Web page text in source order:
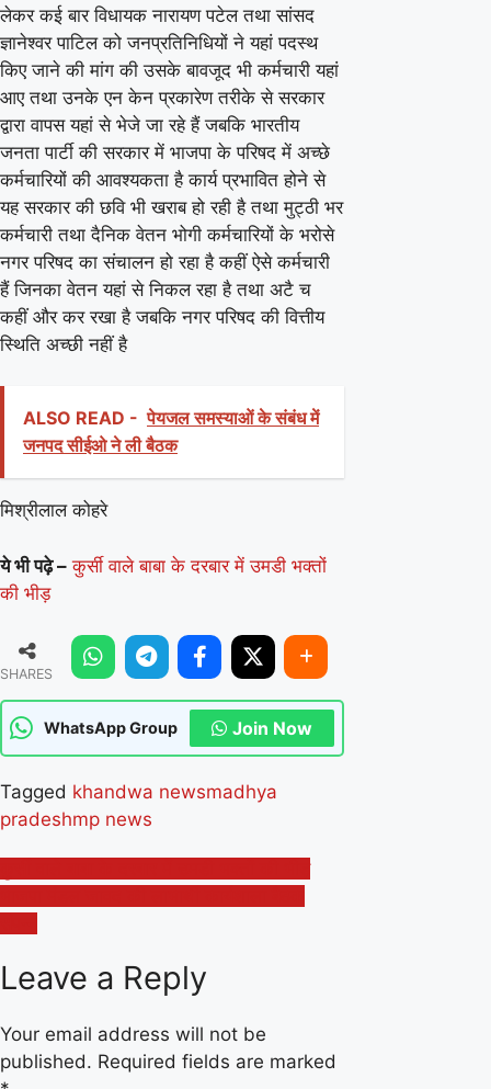
लेकर कई बार विधायक नारायण पटेल तथा सांसद
ज्ञानेश्वर पाटिल को जनप्रतिनिधियों ने यहां पदस्थ
किए जाने की मांग की उसके बावजूद भी कर्मचारी यहां
आए तथा उनके एन केन प्रकारेण तरीके से सरकार
द्वारा वापस यहां से भेजे जा रहे हैं जबकि भारतीय
जनता पार्टी की सरकार में भाजपा के परिषद में अच्छे
कर्मचारियों की आवश्यकता है कार्य प्रभावित होने से
यह सरकार की छवि भी खराब हो रही है तथा मुट्ठी भर
कर्मचारी तथा दैनिक वेतन भोगी कर्मचारियों के भरोसे
नगर परिषद का संचालन हो रहा है कहीं ऐसे कर्मचारी
हैं जिनका वेतन यहां से निकल रहा है तथा अटै च
कहीं और कर रखा है जबकि नगर परिषद की वित्तीय
स्थिति अच्छी नहीं है
ALSO READ - पेयजल समस्याओं के संबंध में
जनपद सीईओ ने ली बैठक
मिश्रीलाल कोहरे
ये भी पढ़े – कुर्सी वाले बाबा के दरबार में उमडी भक्तों
की भीड़
SHARES
WhatsApp Group Join Now
Tagged khandwa newsmadhya
pradeshmp news
Post
navigation
Leave a Reply
Your email address will not be
published. Required fields are marked